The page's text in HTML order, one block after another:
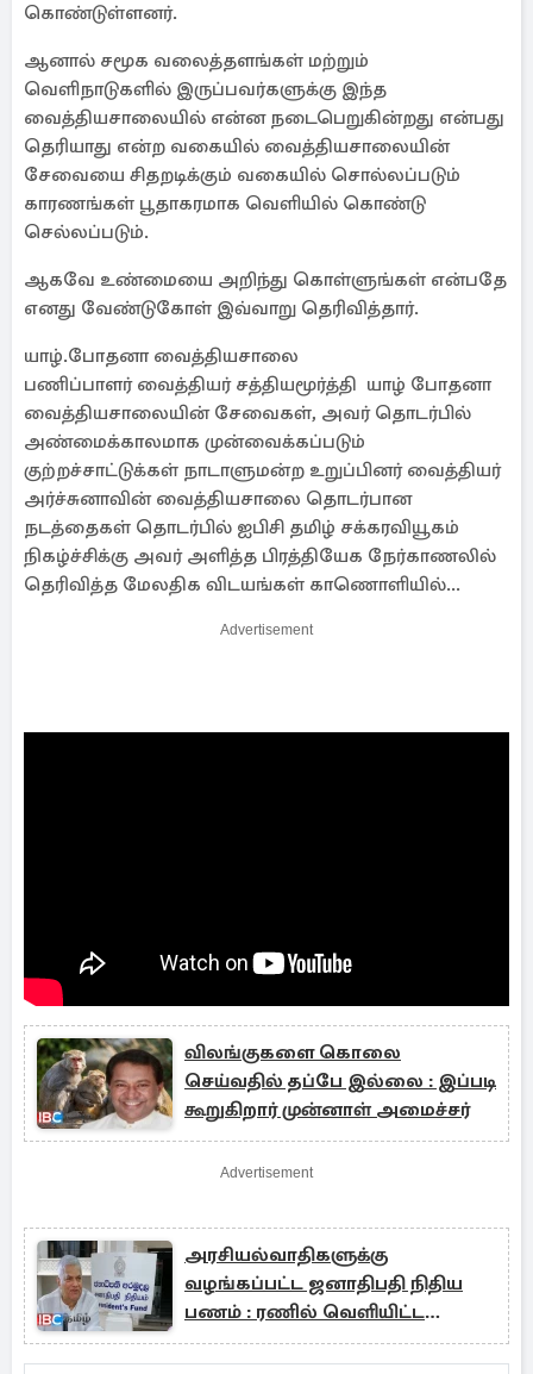
கொண்டுள்ளனர்.
ஆனால் சமூக வலைத்தளங்கள் மற்றும்
வெளிநாடுகளில் இருப்பவர்களுக்கு இந்த
வைத்தியசாலையில் என்ன நடைபெறுகின்றது என்பது
தெரியாது என்ற வகையில் வைத்தியசாலையின்
சேவையை சிதறடிக்கும் வகையில் சொல்லப்படும்
காரணங்கள் பூதாகரமாக வெளியில் கொண்டு
செல்லப்படும்.
ஆகவே உண்மையை அறிந்து கொள்ளுங்கள் என்பதே
எனது வேண்டுகோள் இவ்வாறு தெரிவித்தார்.
யாழ்.போதனா வைத்தியசாலை
பணிப்பாளர் வைத்தியர் சத்தியமூர்த்தி யாழ் போதனா
வைத்தியசாலையின் சேவைகள், அவர் தொடர்பில்
அண்மைக்காலமாக முன்வைக்கப்படும்
குற்றச்சாட்டுக்கள் நாடாளுமன்ற உறுப்பினர் வைத்தியர்
அர்ச்சுனாவின் வைத்தியசாலை தொடர்பான
நடத்தைகள் தொடர்பில் ஐபிசி தமிழ் சக்கரவியூகம்
நிகழ்ச்சிக்கு அவர் அளித்த பிரத்தியேக நேர்காணலில்
தெரிவித்த மேலதிக விடயங்கள் காணொளியில்...
Advertisement
விலங்குகளை கொலை
செய்வதில் தப்பே இல்லை : இப்படி
கூறுகிறார் முன்னாள் அமைச்சர்
Advertisement
அரசியல்வாதிகளுக்கு
வழங்கப்பட்ட ஜனாதிபதி நிதிய
பணம் : ரணில் வெளியிட்ட
அறிவிப்பு